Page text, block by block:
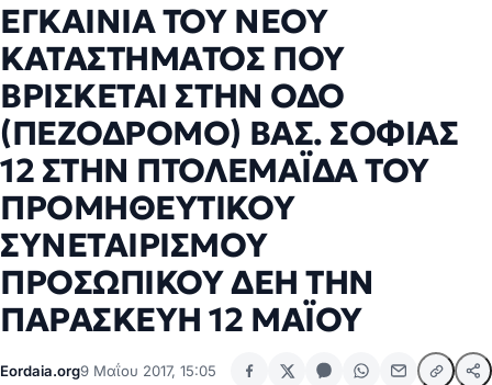
ΕΓΚΑΙΝΙΑ ΤΟΥ ΝΕΟΥ
ΚΑΤΑΣΤΗΜΑΤΟΣ ΠΟΥ
ΒΡΙΣΚΕΤΑΙ ΣΤΗΝ ΟΔΟ
(ΠΕΖΟΔΡΟΜΟ) ΒΑΣ. ΣΟΦΙΑΣ
12 ΣΤΗΝ ΠΤΟΛΕΜΑΪΔΑ ΤΟΥ
ΠΡΟΜΗΘΕΥΤΙΚΟΥ
ΣΥΝΕΤΑΙΡΙΣΜΟΥ
ΠΡΟΣΩΠΙΚΟΥ ΔΕΗ ΤΗΝ
ΠΑΡΑΣΚΕΥΗ 12 ΜΑΪΟΥ
Eordaia.org9 Μαΐου 2017, 15:05